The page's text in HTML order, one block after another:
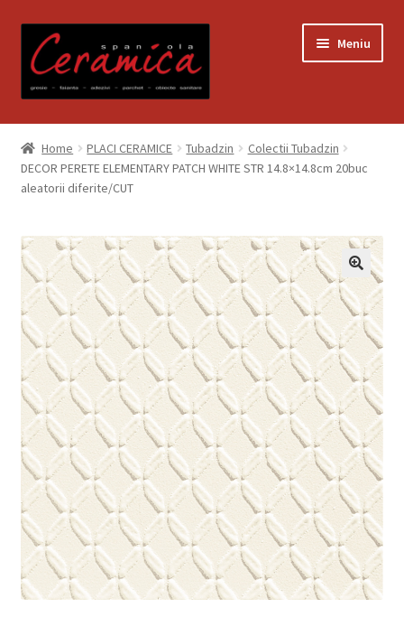
la
navigare
la
conținut
Meniu
Prima pagină
Blog
Contul meu
Coș
Despre noi
Informatii
Plata si Livrare
Politică de confidențialitate
Politica de cookie
Termeni si conditii
Home PLACI CERAMICE Tubadzin
Colectii Tubadzin
DECOR PERETE ELEMENTARY PATCH WHITE STR 14.8×14.8cm 20buc
aleatorii diferite/CUT